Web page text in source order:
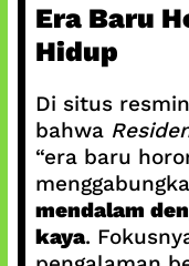
Era Baru
Hidup
Di situs
bahwa
“era baru
mendalam
kaya.